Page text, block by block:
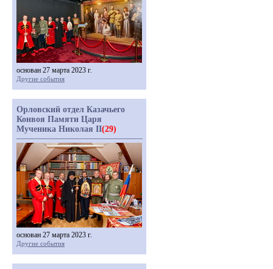
основан 27 марта 2023 г.
Другие события
Орловский отдел Казачьего
Конвоя Памяти Царя
Мученика Николая II(29)
основан 27 марта 2023 г.
Другие события